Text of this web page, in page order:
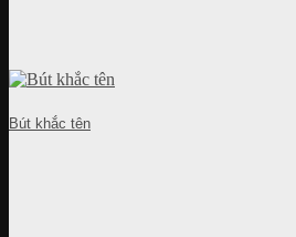
Bút khắc tên